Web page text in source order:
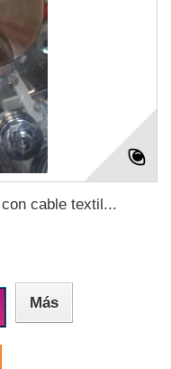
cable textil...
Más